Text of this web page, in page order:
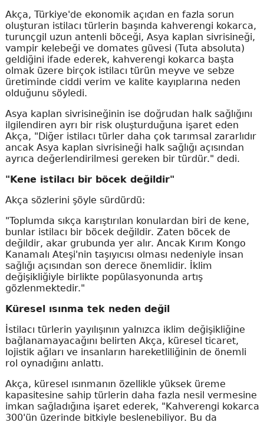
Akça, Türkiye'de ekonomik açıdan en fazla sorun
oluşturan istilacı türlerin başında kahverengi kokarca,
turunçgil uzun antenli böceği, Asya kaplan sivrisineği,
vampir kelebeği ve domates güvesi (Tuta absoluta)
geldiğini ifade ederek, kahverengi kokarca başta
olmak üzere birçok istilacı türün meyve ve sebze
üretiminde ciddi verim ve kalite kayıplarına neden
olduğunu söyledi.
Asya kaplan sivrisineğinin ise doğrudan halk sağlığını
ilgilendiren ayrı bir risk oluşturduğuna işaret eden
Akça, "Diğer istilacı türler daha çok tarımsal zararlıdır
ancak Asya kaplan sivrisineği halk sağlığı açısından
ayrıca değerlendirilmesi gereken bir türdür." dedi.
"Kene istilacı bir böcek değildir"
Akça sözlerini şöyle sürdürdü:
"Toplumda sıkça karıştırılan konulardan biri de kene,
bunlar istilacı bir böcek değildir. Zaten böcek de
değildir, akar grubunda yer alır. Ancak Kırım Kongo
Kanamalı Ateşi'nin taşıyıcısı olması nedeniyle insan
sağlığı açısından son derece önemlidir. İklim
değişikliğiyle birlikte popülasyonunda artış
gözlenmektedir."
Küresel ısınma tek neden değil
İstilacı türlerin yayılışının yalnızca iklim değişikliğine
bağlanamayacağını belirten Akça, küresel ticaret,
lojistik ağları ve insanların hareketliliğinin de önemli
rol oynadığını anlattı.
Akça, küresel ısınmanın özellikle yüksek üreme
kapasitesine sahip türlerin daha fazla nesil vermesine
imkan sağladığına işaret ederek, "Kahverengi kokarca
300'ün üzerinde bitkiyle beslenebiliyor. Bu da